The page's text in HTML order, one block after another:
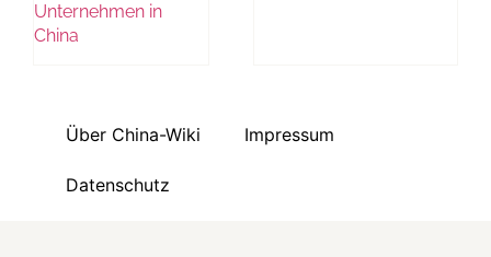
Unternehmen in
China
Über China-Wiki Impressum
Datenschutz